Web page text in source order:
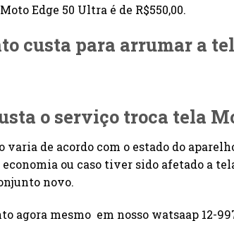
Edge 50 Ultra é de R$550,00.
custa para arrumar a
o serviço troca tela
varia de acordo com o estado do
economia ou caso tiver sido afetado a
novo.
agora mesmo em nosso watsaap 12-